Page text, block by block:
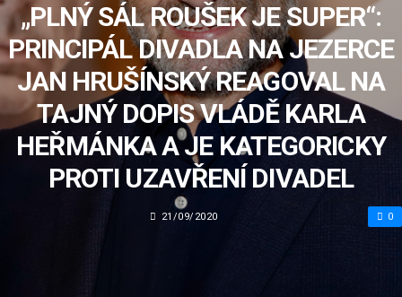
„PLNÝ SÁL ROUŠEK JE SUPER“:
PRINCIPÁL DIVADLA NA JEZERCE
JAN HRUŠÍNSKÝ REAGOVAL NA
TAJNÝ DOPIS VLÁDĚ KARLA
HEŘMÁNKA A JE KATEGORICKY
PROTI UZAVŘENÍ DIVADEL
21/09/2020 0